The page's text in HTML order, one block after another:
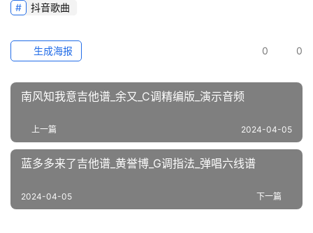
抖音歌曲
0 0
生成海报
南风知我意吉他谱_余又_C调精编版_演示音频
上一篇 2024-04-05
蓝多多来了吉他谱_黄誉博_G调指法_弹唱六线谱
下一篇
2024-04-05